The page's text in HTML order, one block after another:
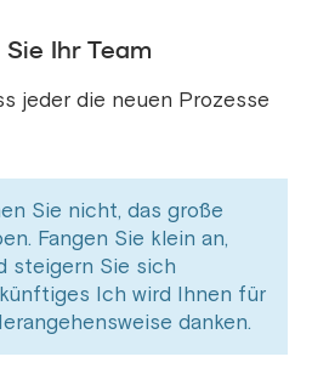
Ihr Team
jeder die neuen Prozesse
Sie nicht, das große
Fangen Sie klein an,
steigern Sie sich
Ich wird Ihnen für
danken.